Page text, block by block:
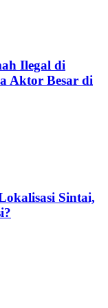
Ilegal di
Aktor Besar di
Sintai,